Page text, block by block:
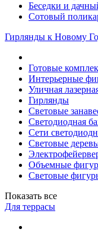
Беседки и
Сотовый
Гирлянды к Новому
Готовые
Интерьерные
Уличная
Гирлянды
Световые
Светодиодная
Сети
Световые
Объемные
Световые
Показать все
Для террасы